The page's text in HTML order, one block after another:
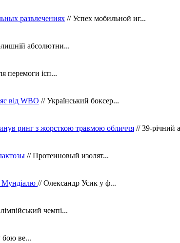
развлечениях // Успех мобильной иг...
абсолютни...
перемоги ісп...
від WBO // Український боксер...
ринг з жорсткою травмою обличчя // 39-річний
// Протеиновый изолят...
Мундіалю // Олександр Усик у ф...
чемпі...
бою ве...